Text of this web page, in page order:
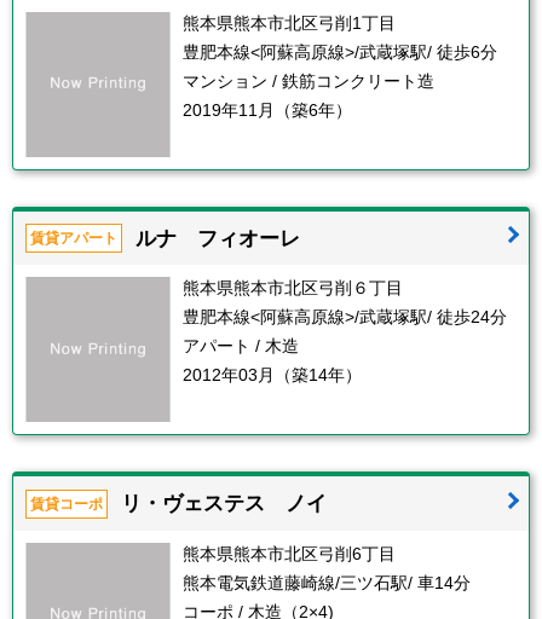
熊本県熊本市北区弓削1丁目
豊肥本線<阿蘇高原線>/武蔵塚駅/ 徒歩6分
マンション / 鉄筋コンクリート造
2019年11月（築6年）
賃貸アパート ルナ フィオーレ
熊本県熊本市北区弓削６丁目
豊肥本線<阿蘇高原線>/武蔵塚駅/ 徒歩24分
アパート / 木造
2012年03月（築14年）
賃貸コーポ リ・ヴェステス ノイ
熊本県熊本市北区弓削6丁目
熊本電気鉄道藤崎線/三ツ石駅/ 車14分
コーポ / 木造（2×4)